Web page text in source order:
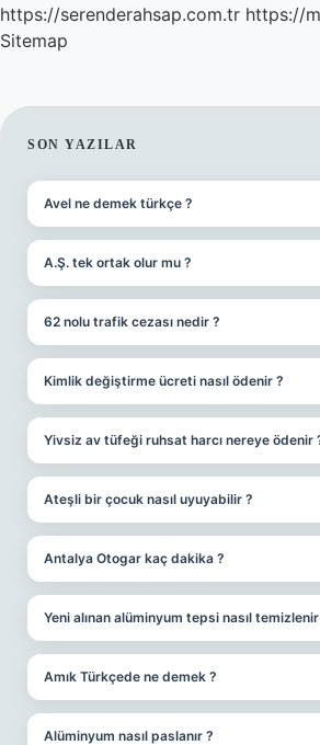
https://serenderahsap.com.tr https://
Sitemap
SIDEBAR
SON YAZILAR
Avel ne demek türkçe ?
A.Ş. tek ortak olur mu ?
62 nolu trafik cezası nedir ?
Kimlik değiştirme ücreti nasıl ödenir ?
Yivsiz av tüfeği ruhsat harcı nereye ödenir
Ateşli bir çocuk nasıl uyuyabilir ?
Antalya Otogar kaç dakika ?
Yeni alınan alüminyum tepsi nasıl temizlenir
Amık Türkçede ne demek ?
Alüminyum nasıl paslanır ?